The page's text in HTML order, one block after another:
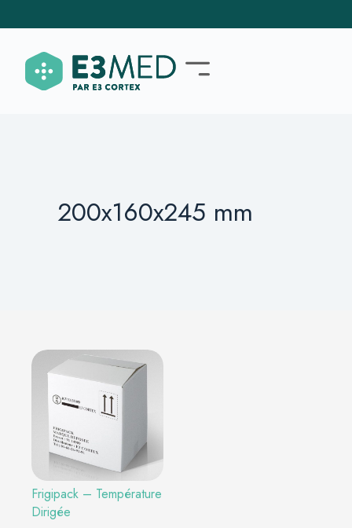
200x160x245 mm
Frigipack – Température
Dirigée